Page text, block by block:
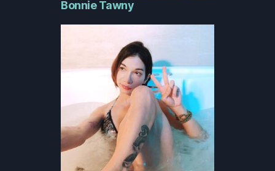
Bonnie Tawny